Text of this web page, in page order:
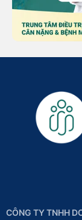
CÔNG TY TNHH